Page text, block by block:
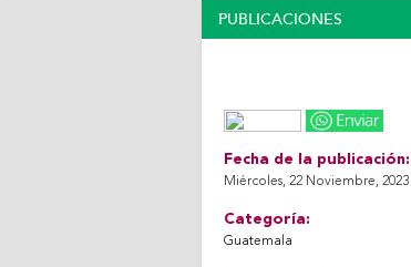
PUBLICACIONES
Fecha de la publicación:
Miércoles, 22 Noviembre, 2023
Categoría:
Guatemala